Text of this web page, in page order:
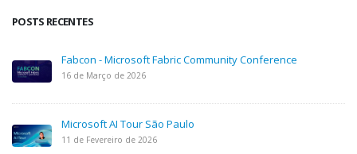
POSTS RECENTES
Fabcon - Microsoft Fabric Community Conference
16 de Março de 2026
Microsoft AI Tour São Paulo
11 de Fevereiro de 2026